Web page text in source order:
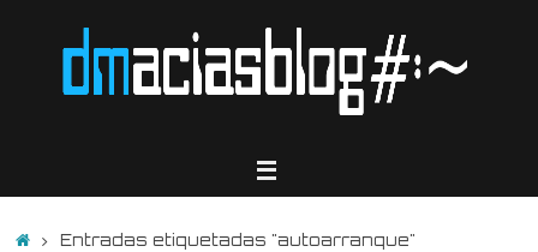
InicioEntradas etiquetadas "autoarranque"